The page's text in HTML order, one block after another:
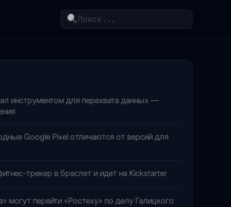
Поиск
инструментом для перехвата данных —
Google Pixel отличаются от версий для
трекер в браслет и идет на Kickstarter
могут перейти «Ростеху» по делу Галицкого